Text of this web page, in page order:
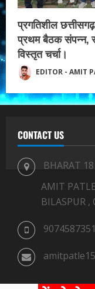
प्रगतिशील
प्रथम बैठक संपन्न,
विस्तृत चर्चा।
EDITOR - AMIT
CONTACT US
BHARAT
AMIT PATLE
BILASPUR ,
9074587351